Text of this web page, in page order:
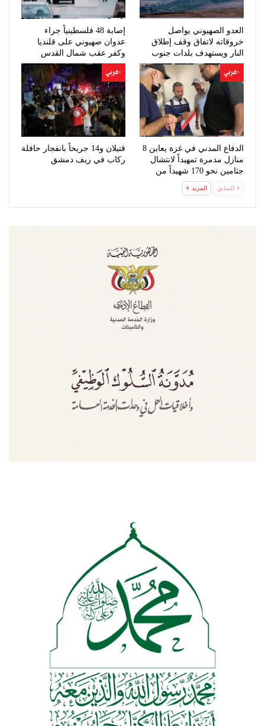
العدو الصهيوني يواصل
خروقاته لاتفاق وقف إطلاق
النار ويستهدف بلدات جنوب
لبنان
إصابة 48 فلسطينياً جراء
عدوان صهيوني على قلنديا
وكفر عقب شمال القدس
-عربي
الدفاع المدني في غزة يعاين 8
منازل مدمرة تمهيداً لانتشال
جثامين نحو 170 شهيداً من
-عربي
قتيلان و14 جريحاً بانفجار حافلة
ركاب في ريف دمشق
السابق المزيد